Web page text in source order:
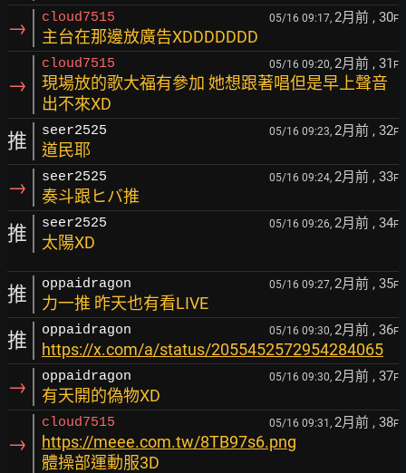
→ cloud7515 05/16 09:17, 2月前 , 30F
主台在那邊放廣告XDDDDDDD
→
cloud7515 05/16 09:20, 2月前 , 31 F
現場放的歌大福有參加 她想跟著唱但是早上聲音
出不來XD
推 seer2525 05/16 09:23, 2月前 , 32F
道民耶
→ seer2525 05/16 09:24, 2月前 , 33F
奏斗跟ヒバ推
推 seer2525 05/16 09:26, 2月前 , 34F
太陽XD
推 oppaidragon 05/16 09:27, 2月前 , 35F
力一推 昨天也有看LIVE
推 oppaidragon 05/16 09:30, 2月前 , 36F
https://x.com/a/status/2055452572954284065
→ oppaidragon 05/16 09:30, 2月前 , 37F
有天開的偽物XD
→
cloud7515 05/16 09:31, 2月前 , 38F
https://meee.com.tw/8TB97s6.png
體操部運動服3D